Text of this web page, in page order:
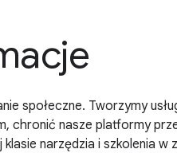
społeczne. Tworzymy
chronić nasze platformy
narzędzia i szkolenia w